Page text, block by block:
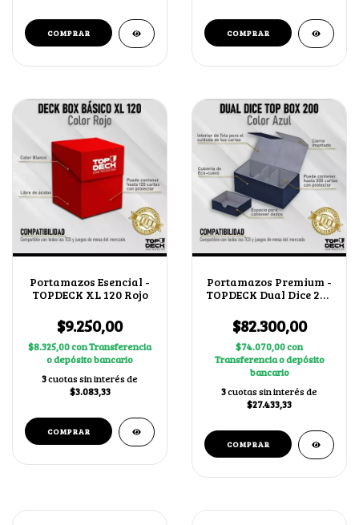
Portamazos Esencial -
TOPDECK XL 120 Rojo
$9.250,00
$8.325,00conTransferencia
o depósito bancario
3cuotas sin interés de
$3.083,33
Portamazos Premium -
TOPDECK Dual Dice 200
$82.300,00
$74.070,00con
Transferencia o depósito
bancario
3cuotas sin interés de
$27.433,33